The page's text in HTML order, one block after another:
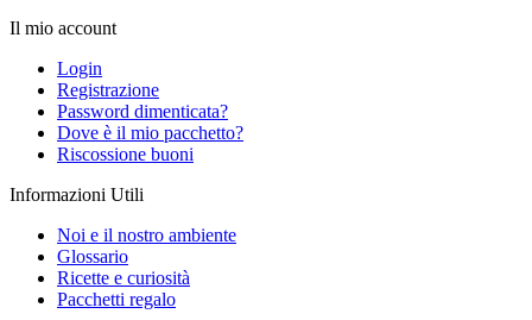
Il mio account
Login
Registrazione
Password dimenticata?
Dove è il mio pacchetto?
Riscossione buoni
Informazioni Utili
Noi e il nostro ambiente
Glossario
Ricette e curiosità
Pacchetti regalo